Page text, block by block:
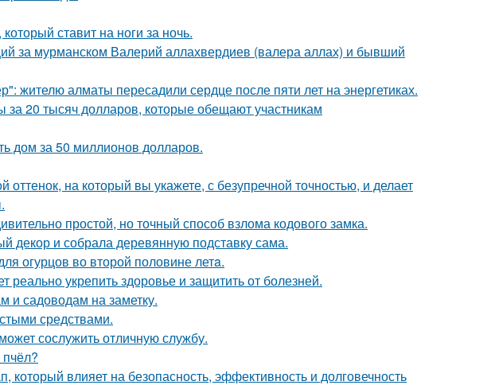
ставит на ноги за ночь.
за мурманском Валерий аллахвердиев (валера аллах) и бывший
жителю алматы пересадили сердце после пяти лет на энергетиках.
20 тысяч долларов, которые обещают участникам
дом за 50 миллионов долларов.
оттенок, на который вы укажете, с безупречной точностью, и делает
простой, но точный способ взлома кодового замка.
декор и собрала деревянную подставку сама.
огурцов во второй половине летa.
укрепить здоровье и защитить от болезней.
садоводам на заметку.
средствами.
сослужить отличную службу.
пчёл?
влияет на безопасность, эффективность и долговечность